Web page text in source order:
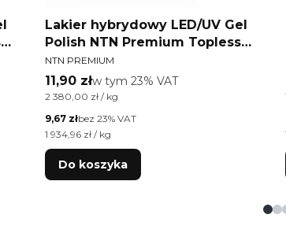
Lakier hybrydowy LED/UV Gel
Polish NTN Premium Topless
Collection Nr 13 HEMA/Di-HEMA
Free 5g
PRODUCENT
NTN PREMIUM
Cena brutto
11,90 złw tym %s VAT
w tym 23% VAT
Cena jednostkowa brutto
2 380,00 zł / kg
Cena netto
9,67 złbez 23% VAT
Cena jednostkowa netto
1 934,96 zł / kg
Do koszyka